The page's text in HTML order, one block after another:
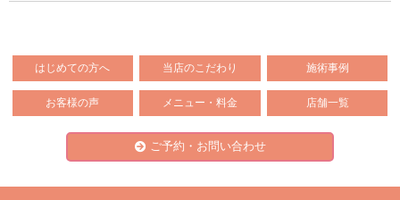
はじめての方へ 当店のこだわり 施術事例
お客様の声 メニュー・料金 店舗一覧
ご予約・お問い合わせ